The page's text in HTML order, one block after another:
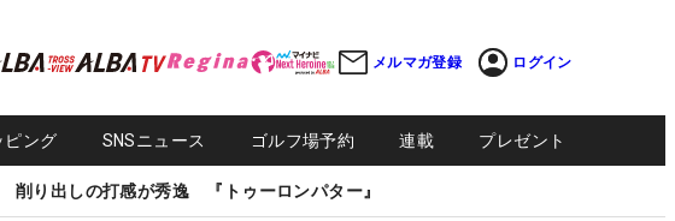
メルマガ登録 ログイン
ピング SNSニュース ゴルフ場予約 連載 プレゼント
削り出しの打感が秀逸 『トゥーロンパター』